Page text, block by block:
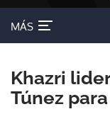
MÁS
Khazri
Túnez